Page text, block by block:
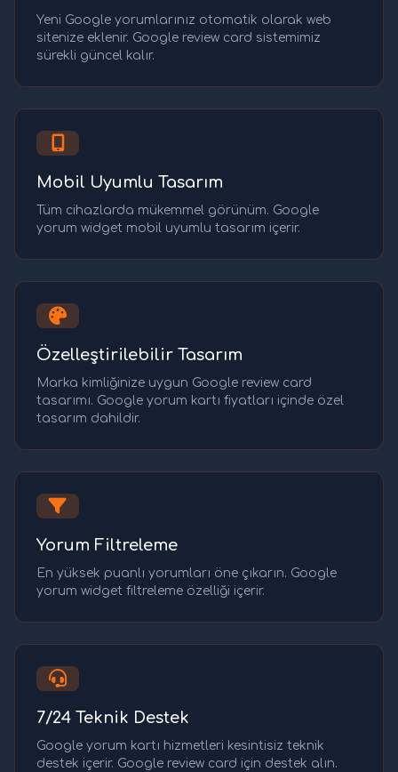
Yeni Google yorumlarınız otomatik olarak web
sitenize eklenir. Google review card sistemimiz
sürekli güncel kalır.
Mobil Uyumlu Tasarım
Tüm cihazlarda mükemmel görünüm. Google
yorum widget mobil uyumlu tasarım içerir.
Özelleştirilebilir Tasarım
Marka kimliğinize uygun Google review card
tasarımı. Google yorum kartı fiyatları içinde özel
tasarım dahildir.
Yorum Filtreleme
En yüksek puanlı yorumları öne çıkarın. Google
yorum widget filtreleme özelliği içerir.
7/24 Teknik Destek
Google yorum kartı hizmetleri kesintisiz teknik
destek içerir. Google review card için destek alın.